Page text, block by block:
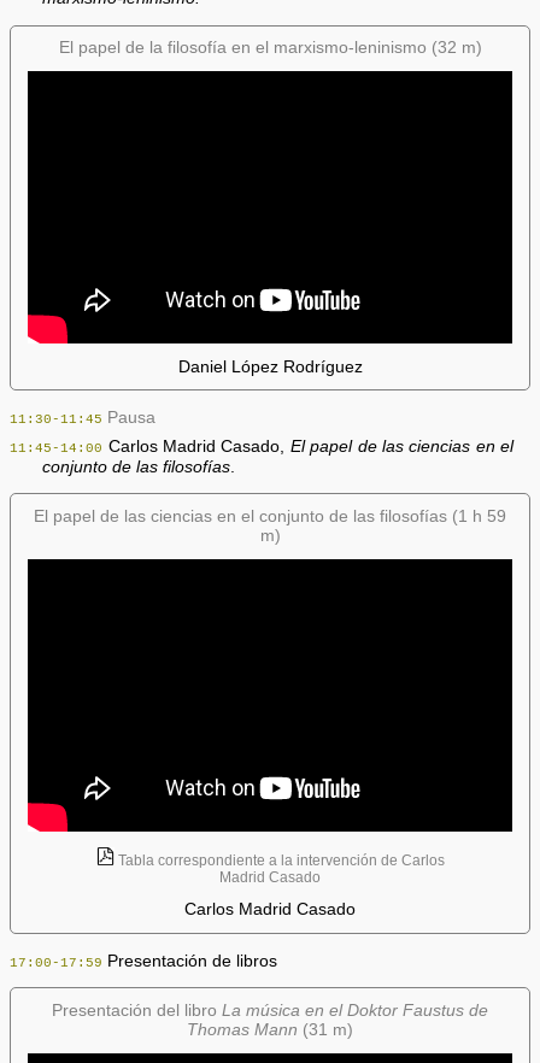
El papel de la filosofía en el marxismo-leninismo (32 m)
Daniel López Rodríguez
11:30-11:45 Pausa
11:45-14:00 Carlos Madrid Casado, El papel de las ciencias en el
conjunto de las filosofías
El papel de las ciencias en el conjunto de las filosofías (1 h 59
m)
Tabla correspondiente a la intervención de Carlos
Madrid Casado
Carlos Madrid Casado
17:00-17:59 Presentación de libros
Presentación del libro La música en el Doktor Faustus de
Thomas Mann (31 m)